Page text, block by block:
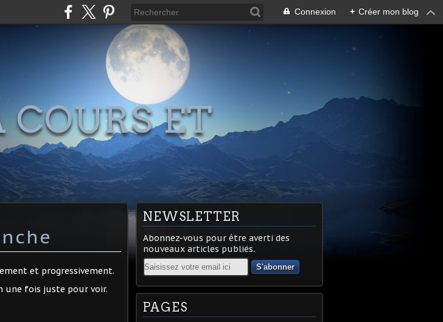
Connexion + Créer mon blog
ET
et progressivement.
une fois juste pour voir.
NEWSLETTER
Abonnez-vous pour être averti des
nouveaux articles publiés.
Email
PAGES